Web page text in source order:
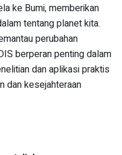
ke Bumi, memberikan
tentang planet kita.
perubahan
berperan penting dalam
dan aplikasi praktis
dan kesejahteraan